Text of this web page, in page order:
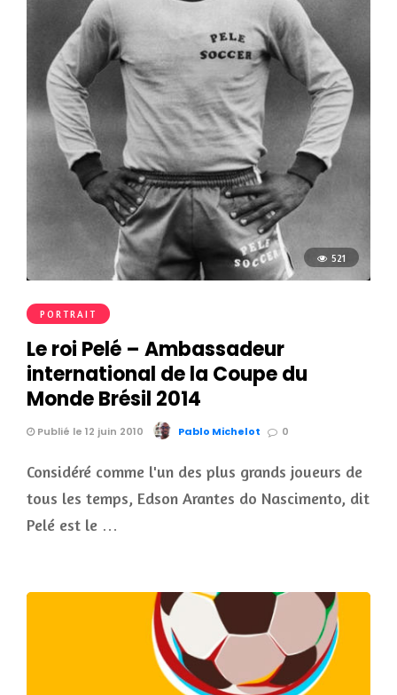
521
PORTRAIT
Le roi Pelé – Ambassadeur
international de la Coupe du
Monde Brésil 2014
Publié le 12 juin 2010 Pablo Michelot 0
Considéré comme l'un des plus grands joueurs de
tous les temps, Edson Arantes do Nascimento, dit
Pelé est le …